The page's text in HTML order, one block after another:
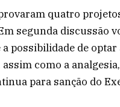
quatro
segunda discussão
possibilidade de optar
assim como a
para sanção do